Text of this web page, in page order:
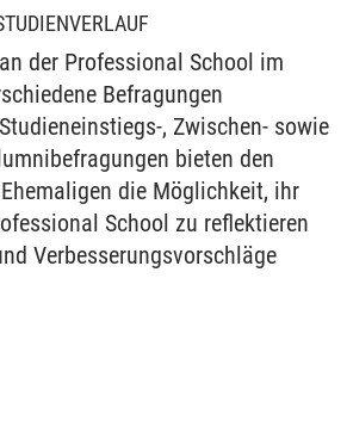
der Professional School im
Befragungen
, Zwischen- sowie
bieten den
die Möglichkeit, ihr
School zu reflektieren
Verbesserungsvorschläge